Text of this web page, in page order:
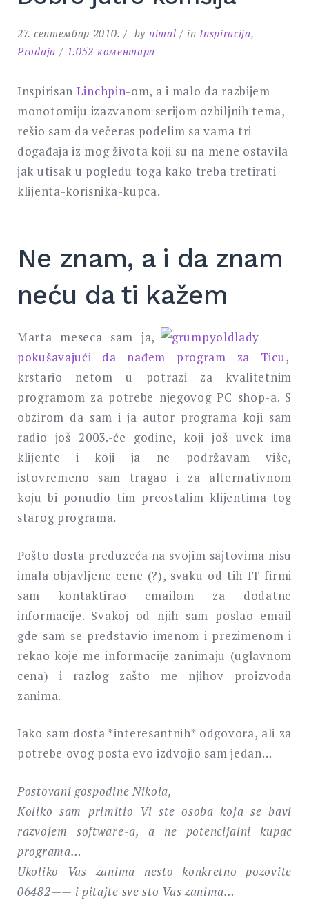
27. септембар 2010. by nimal inInspiracija,
Prodaja
1.052 коментара
jutro
komšija
Inspirisan Linchpin-om, a i malo da razbijem
monotomiju izazvanom serijom ozbiljnih tema,
rešio sam da večeras podelim sa vama tri
događaja iz mog života koji su na mene ostavila
jak utisak u pogledu toga kako treba tretirati
klijenta-korisnika-kupca.
Ne znam, a i da znam
neću da ti kažem
Marta meseca sam ja,
pokušavajući da nađem program za Ticu,
krstario netom u potrazi za kvalitetnim
programom za potrebe njegovog PC shop-a. S
obzirom da sam i ja autor programa koji sam
radio još 2003.-će godine, koji još uvek ima
klijente i koji ja ne podržavam više,
istovremeno sam tragao i za alternativnom
koju bi ponudio tim preostalim klijentima tog
starog programa.
Pošto dosta preduzeća na svojim sajtovima nisu
imala objavljene cene (?), svaku od tih IT firmi
sam kontaktirao emailom za dodatne
informacije. Svakoj od njih sam poslao email
gde sam se predstavio imenom i prezimenom i
rekao koje me informacije zanimaju (uglavnom
cena) i razlog zašto me njihov proizvoda
zanima.
Iako sam dosta *interesantnih* odgovora, ali za
potrebe ovog posta evo izdvojio sam jedan…
Postovani gospodine Nikola,
Koliko sam primitio Vi ste osoba koja se bavi
razvojem software-a, a ne potencijalni kupac
programa…
Ukoliko Vas zanima nesto konkretno pozovite
06482—— i pitajte sve sto Vas zanima…